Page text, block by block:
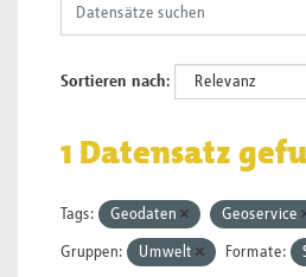
Sortieren nach
1 Datensatz
Tags: Geodaten Geoservice
Gruppen: Umwelt Formate: